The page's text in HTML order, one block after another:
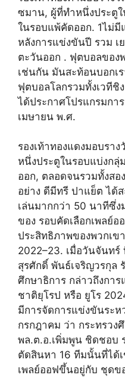
ซมาน, ผู้ที่ทำหนึ่งประตู
ในรอบแพ้คัดออก. 1ไม่
หลังการแข่งขันปี รวม เ
ตะวันออก . ฟุตบอลของ
เช่นกัน มันสะท้อนบอกเ
ฟุตบอลโลกรวมทั้งเวที
ได้ประกาศโปรแกรมกา
เมษายน พ.ศ.
รองเท้าทองแดงมอบรา
หนึ่งประตูในรอบแบ่งกลุ่
ออก, ตลอดจนรวมทั้งส
อย่าง ดีมีทรี ปาแย็ต ได้
เล่นมากกว่า 50 นาทีซึ่
ของ รอบคัดเลือกเพลย์
ประสิทธิภาพของพวกเข
2022–23. เมื่อวันจันท
สุรศักดิ์ พันธ์เจริญวรกุล
ศึกษาธิการ กล่าวถึงกา
ชาติยุโรป หรือ ยูโร
มีการจัดการแข่งขันระ
กรกฎาคม ว่า กระทรวง
พล.ต.อ.เพิ่มพูน ชิดชอบ
ตัดสินหา 16 ทีมนั้นที่ได้
เพลย์ออฟขึ้นอยู่กับ ชุด